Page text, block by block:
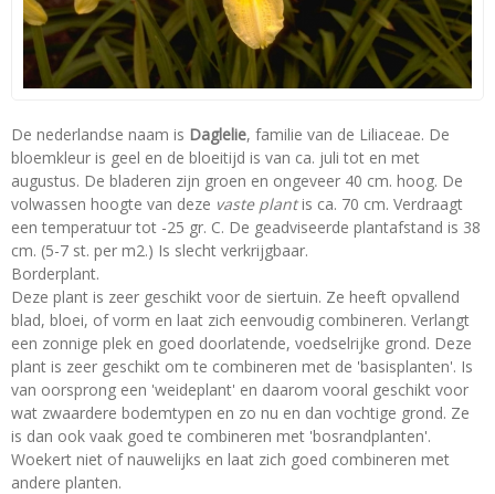
De nederlandse naam is Daglelie, familie van de Liliaceae. De
bloemkleur is geel en de bloeitijd is van ca. juli tot en met
augustus. De bladeren zijn groen en ongeveer 40 cm. hoog. De
volwassen hoogte van deze vaste plantis ca. 70 cm. Verdraagt
een temperatuur tot -25 gr. C. De geadviseerde plantafstand is 38
cm. (5-7 st. per m2.) Is slecht verkrijgbaar.
Borderplant.
Deze plant is zeer geschikt voor de siertuin. Ze heeft opvallend
blad, bloei, of vorm en laat zich eenvoudig combineren. Verlangt
een zonnige plek en goed doorlatende, voedselrijke grond. Deze
plant is zeer geschikt om te combineren met de 'basisplanten'. Is
van oorsprong een 'weideplant' en daarom vooral geschikt voor
wat zwaardere bodemtypen en zo nu en dan vochtige grond. Ze
is dan ook vaak goed te combineren met 'bosrandplanten'.
Woekert niet of nauwelijks en laat zich goed combineren met
andere planten.